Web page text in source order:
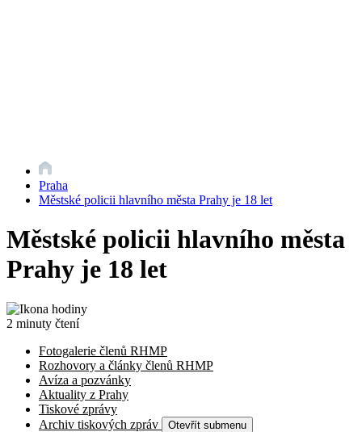
Praha
Městské policii hlavního města Prahy je 18 let
Městské policii hlavního města
Prahy je 18 let
2 minuty čtení
Fotogalerie členů RHMP
Rozhovory a články členů RHMP
Avíza a pozvánky
Aktuality z Prahy
Tiskové zprávy
Archiv tiskových zpráv
Otevřít submenu